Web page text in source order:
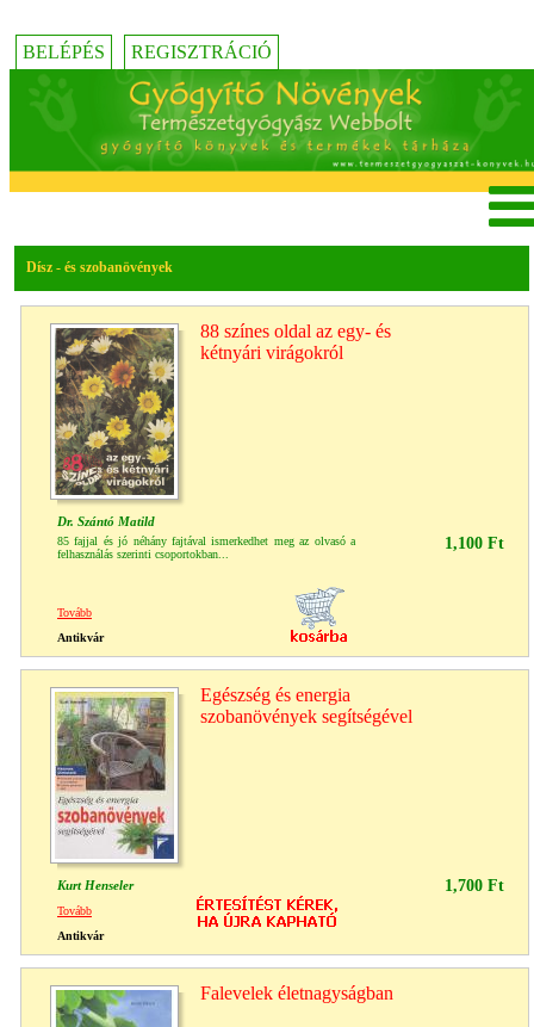
BELÉPÉS REGISZTRÁCIÓ
Dísz - és szobanövények
88 színes oldal az egy- és
kétnyári virágokról
Dr. Szántó Matild
85 fajjal és jó néhány fajtával ismerkedhet meg az olvasó a
felhasználás szerinti csoportokban...
1,100 Ft
Tovább
Antikvár
Egészség és energia
szobanövények segítségével
Kurt Henseler 1,700 Ft
Tovább
Antikvár
Falevelek életnagyságban